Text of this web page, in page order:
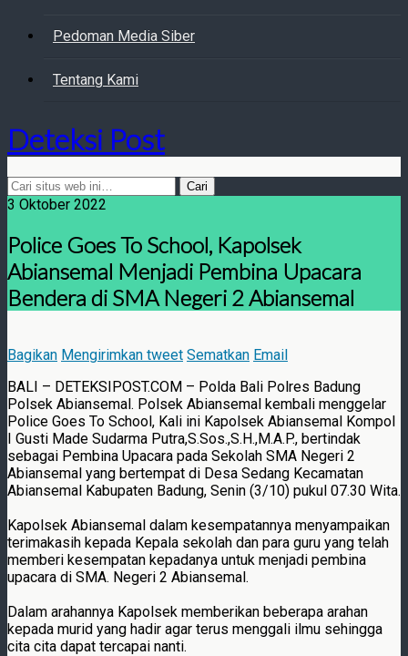
Pedoman Media Siber
Tentang Kami
Deteksi Post
3 Oktober 2022
Police Goes To School, Kapolsek
Abiansemal Menjadi Pembina Upacara
Bendera di SMA Negeri 2 Abiansemal
Bagikan Mengirimkan tweet Sematkan Email
BALI – DETEKSIPOST.COM – Polda Bali Polres Badung
Polsek Abiansemal. Polsek Abiansemal kembali menggelar
Police Goes To School, Kali ini Kapolsek Abiansemal Kompol
I Gusti Made Sudarma Putra,S.Sos.,S.H.,M.A.P., bertindak
sebagai Pembina Upacara pada Sekolah SMA Negeri 2
Abiansemal yang bertempat di Desa Sedang Kecamatan
Abiansemal Kabupaten Badung, Senin (3/10) pukul 07.30 Wita.
Kapolsek Abiansemal dalam kesempatannya menyampaikan
terimakasih kepada Kepala sekolah dan para guru yang telah
memberi kesempatan kepadanya untuk menjadi pembina
upacara di SMA. Negeri 2 Abiansemal.
Dalam arahannya Kapolsek memberikan beberapa arahan
kepada murid yang hadir agar terus menggali ilmu sehingga
cita cita dapat tercapai nanti.